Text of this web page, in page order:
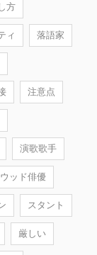
方
ィ 落語家
注意点
演歌歌手
ッド俳優
スタント
厳しい